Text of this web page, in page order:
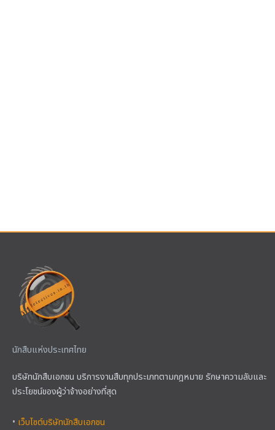
นักสืบแห่งประเทศไทย
บริษัทนักสืบเอกชน บริการงานสืบทุกประเภทตามกฎหมาย รักษาความลับและ
ประโยชน์ของผู้ว่าจ้างอย่างที่สุด
• เว็บไซต์บริษัทนักสืบเอกชน